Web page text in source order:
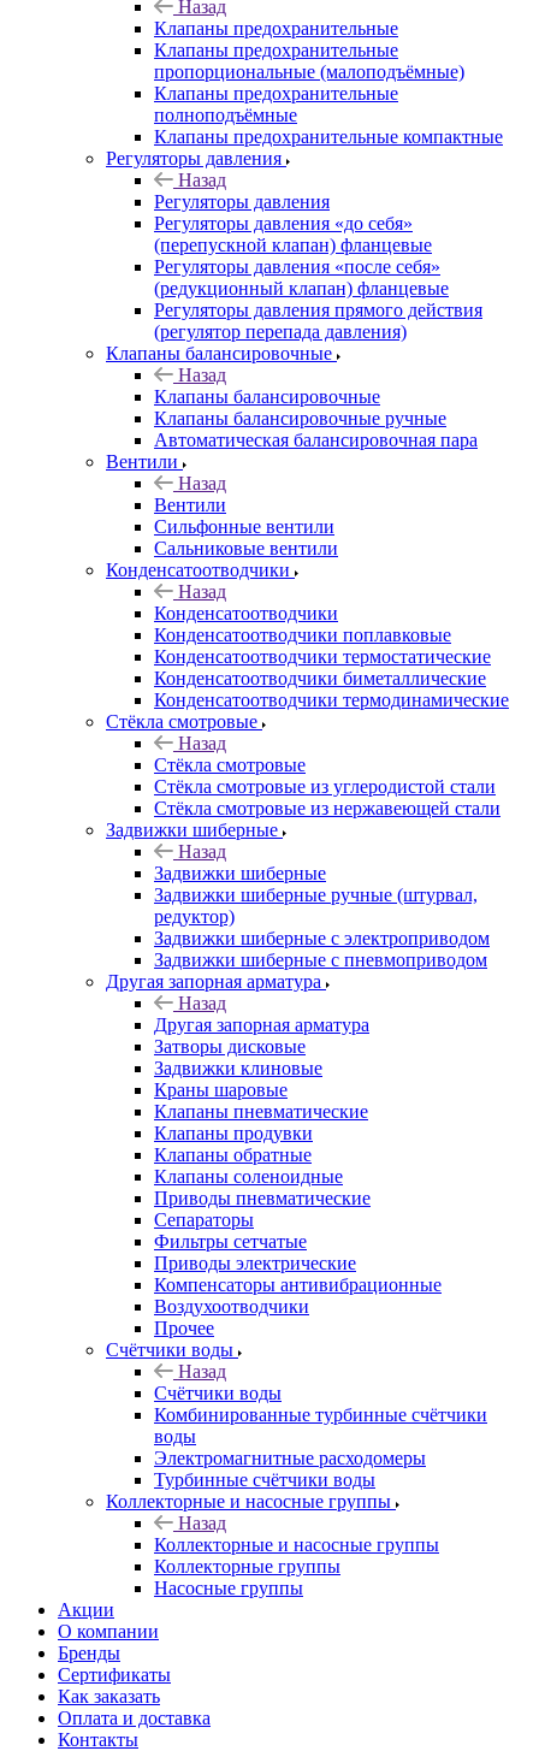
Назад
Клапаны предохранительные
Клапаны предохранительные
пропорциональные (малоподъёмные)
Клапаны предохранительные
полноподъёмные
Клапаны предохранительные компактные
Регуляторы давления
Назад
Регуляторы давления
Регуляторы давления «до себя»
(перепускной клапан) фланцевые
Регуляторы давления «после себя»
(редукционный клапан) фланцевые
Регуляторы давления прямого действия
(регулятор перепада давления)
Клапаны балансировочные
Назад
Клапаны балансировочные
Клапаны балансировочные ручные
Автоматическая балансировочная пара
Вентили
Назад
Вентили
Сильфонные вентили
Сальниковые вентили
Конденсатоотводчики
Назад
Конденсатоотводчики
Конденсатоотводчики поплавковые
Конденсатоотводчики термостатические
Конденсатоотводчики биметаллические
Конденсатоотводчики термодинамические
Стёкла смотровые
Назад
Стёкла смотровые
Стёкла смотровые из углеродистой стали
Стёкла смотровые из нержавеющей стали
Задвижки шиберные
Назад
Задвижки шиберные
Задвижки шиберные ручные (штурвал,
редуктор)
Задвижки шиберные с электроприводом
Задвижки шиберные с пневмоприводом
Другая запорная арматура
Назад
Другая запорная арматура
Затворы дисковые
Задвижки клиновые
Краны шаровые
Клапаны пневматические
Клапаны продувки
Клапаны обратные
Клапаны соленоидные
Приводы пневматические
Сепараторы
Фильтры сетчатые
Приводы электрические
Компенсаторы антивибрационные
Воздухоотводчики
Прочее
Счётчики воды
Назад
Счётчики воды
Комбинированные турбинные счётчики
воды
Электромагнитные расходомеры
Турбинные счётчики воды
Коллекторные и насосные группы
Назад
Коллекторные и насосные группы
Коллекторные группы
Насосные группы
Акции
О компании
Бренды
Сертификаты
Как заказать
Оплата и доставка
Контакты